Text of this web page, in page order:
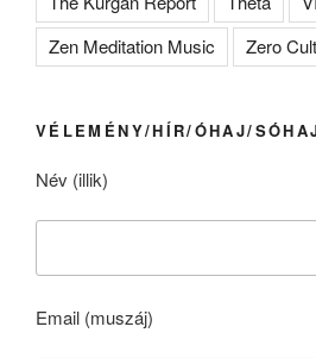
Zen Meditation Music
Zero Cult
VÉLEMÉNY/HÍR/ÓHAJ/
Név (illik)
Email (muszáj)